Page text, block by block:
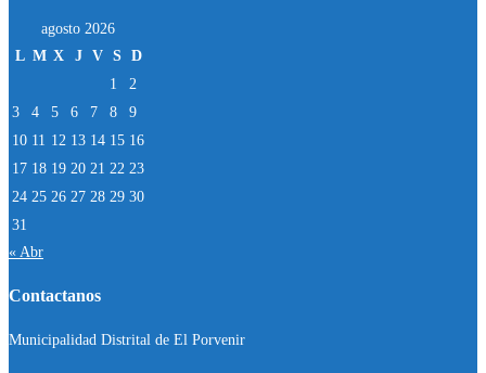
agosto 2026
L M X J V S D
1
2
3
4 5 6 7 8
9
10 11 12 13 14 15 16
17 18 19 20 21 22 23
24 25 26 27 28 29 30
31
« Abr
Contactanos
Municipalidad Distrital de El Porvenir